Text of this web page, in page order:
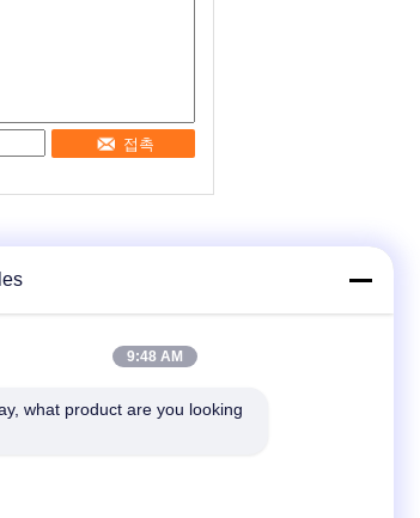
접촉
트
Ｃ 채널 성형기 HVAC
9:48 AM
what product are you looking